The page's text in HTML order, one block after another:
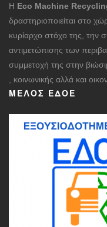
Η Eco Machine
δραστηριοποιείται στο
κυρίαρχο στόχο της,
αντιμετώπισης των
συμμετοχή της στην
, κοινωνικής αλλά και
ΜΈΛΟΣ ΕΔΟΕ